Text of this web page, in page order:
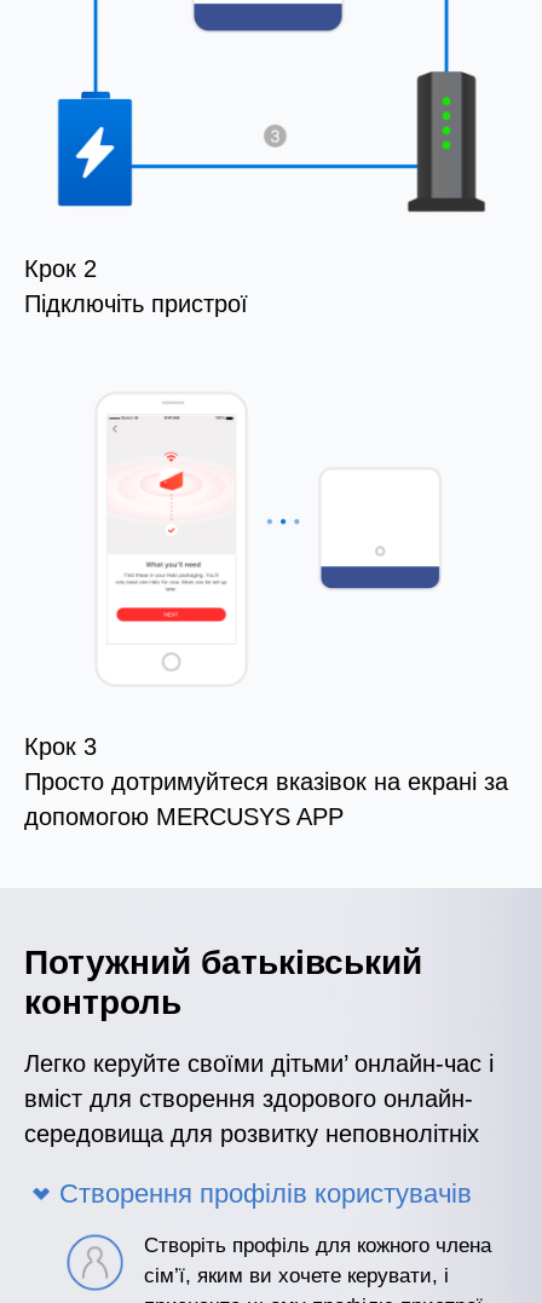
Крок 2
Підключіть пристрої
Крок 3
Просто дотримуйтеся вказівок на екрані за
допомогою MERCUSYS APP
Потужний батьківський
контроль
Легко керуйте своїми дітьми’ онлайн-час і
вміст для створення здорового онлайн-
середовища для розвитку неповнолітніх
Створення профілів користувачів
Створіть профіль для кожного члена
сім’ї, яким ви хочете керувати, і